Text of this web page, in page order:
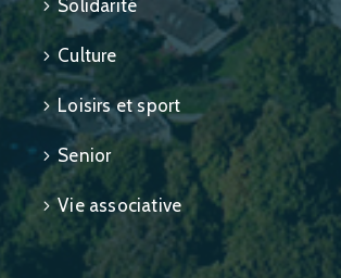
Solidarité
Culture
Loisirs et sport
Senior
Vie associative